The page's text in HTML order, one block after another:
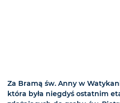
Za Bramą św. Anny w
która była niegdyś ostatnim